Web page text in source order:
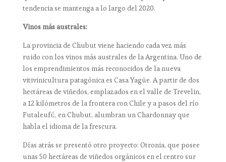
tendencia se mantenga a lo largo del 2020.
Vinos más australes:
La provincia de Chubut viene haciendo cada vez más
ruido con los vinos más australes de la Argentina. Uno de
los emprendimientos más reconocidos de la nueva
vitivinicultura patagónica es Casa Yagüe. A partir de dos
hectáreas de viñedos, emplazados en el valle de Trevelin,
a 12 kilómetros de la frontera con Chile y a pasos del río
Futaleufú, en Chubut, alumbran un Chardonnay que
habla el idioma de la frescura.
Días atrás se presentó otro proyecto: Otronia, que posee
unas 50 hectáreas de viñedos orgánicos en el centro sur